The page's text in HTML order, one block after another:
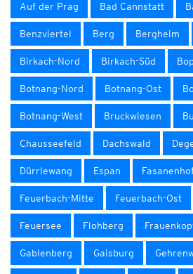
Auf der Prag Bad Cannstatt
Benzviertel Berg Bergheim
Birkach-Nord Birkach-Süd
Botnang-Nord Botnang-Ost
Botnang-West Bruckwiesen
Chausseefeld Dachswald
Dürrlewang Espan
Feuerbach-Mitte Feuerbach-Ost
Feuersee Flohberg
Gablenberg Gaisburg